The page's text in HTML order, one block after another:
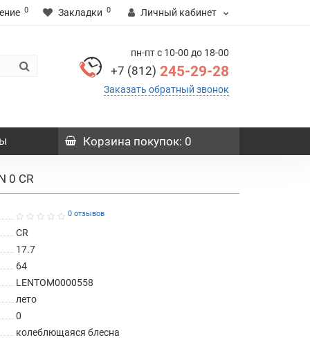
0 Закладки 0 Личный кабинет
пн-пт с 10-00 до 18-00
+7 (812) 245-29-28
Заказать обратный звонок
Корзина покупок: 0
0 CR
0 отзывов
CR
17.7
64
LENTOM0000558
лето
0
колеблющаяся блесна